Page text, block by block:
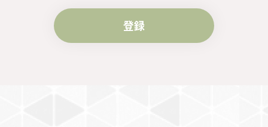
登録